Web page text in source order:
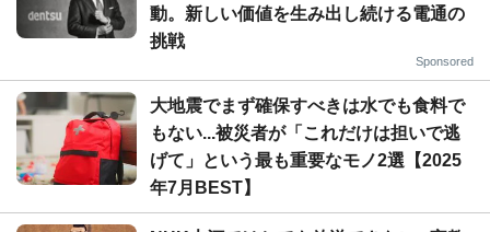
動。新しい価値を生み出し続ける電通の
挑戦
Sponsored
大地震でまず確保すべきは水でも食料で
もない...被災者が「これだけは担いで逃
げて」という最も重要なモノ2選【2025
年7月BEST】